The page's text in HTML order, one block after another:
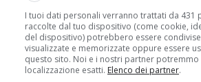
I tuoi dati personali verranno trattati da 431
raccolte dal tuo dispositivo (come cookie,
del dispositivo) potrebbero essere
visualizzate e memorizzate oppure essere
questo sito. Noi e i nostri partner
localizzazione esatti. Elenco dei partner.